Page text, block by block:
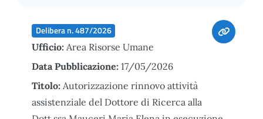
Delibera n. 487/2026
Ufficio: Area Risorse Umane
Data Pubblicazione: 17/05/2026
Titolo: Autorizzazione rinnovo attività
assistenziale del Dottore di Ricerca alla